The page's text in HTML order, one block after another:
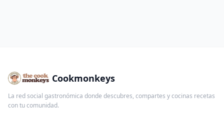
Cookmonkeys
La red social gastronómica donde descubres, compartes y cocinas recetas
con tu comunidad.